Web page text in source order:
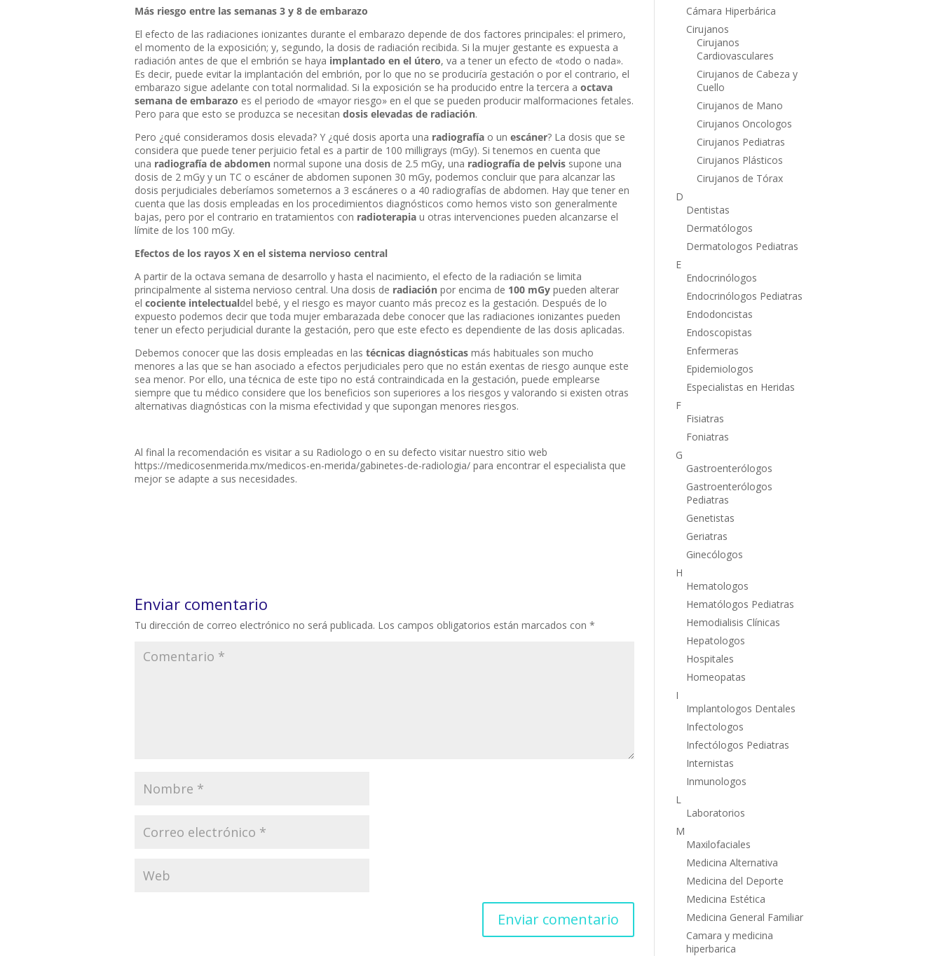
Más riesgo entre las semanas 3 y 8 de embarazo
El efecto de las radiaciones ionizantes durante el embarazo depende de dos factores principales: el primero,
el momento de la exposición; y, segundo, la dosis de radiación recibida. Si la mujer gestante es expuesta a
radiación antes de que el embrión se haya implantado en el útero, va a tener un efecto de «todo o nada».
Es decir, puede evitar la implantación del embrión, por lo que no se produciría gestación o por el contrario, el
embarazo sigue adelante con total normalidad. Si la exposición se ha producido entre la tercera a octava
semana de embarazo es el periodo de «mayor riesgo» en el que se pueden producir malformaciones fetales.
Pero para que esto se produzca se necesitan dosis elevadas de radiación.
Pero ¿qué consideramos dosis elevada? Y ¿qué dosis aporta una radiografía o un escáner? La dosis que se
considera que puede tener perjuicio fetal es a partir de 100 milligrays (mGy). Si tenemos en cuenta que
una radiografía de abdomen normal supone una dosis de 2.5 mGy, una radiografía de pelvis supone una
dosis de 2 mGy y un TC o escáner de abdomen suponen 30 mGy, podemos concluir que para alcanzar las
dosis perjudiciales deberíamos someternos a 3 escáneres o a 40 radiografías de abdomen. Hay que tener en
cuenta que las dosis empleadas en los procedimientos diagnósticos como hemos visto son generalmente
bajas, pero por el contrario en tratamientos con radioterapia u otras intervenciones pueden alcanzarse el
límite de los 100 mGy.
Efectos de los rayos X en el sistema nervioso central
A partir de la octava semana de desarrollo y hasta el nacimiento, el efecto de la radiación se limita
principalmente al sistema nervioso central. Una dosis de radiación por encima de 100 mGy pueden alterar
el cociente intelectualdel bebé, y el riesgo es mayor cuanto más precoz es la gestación. Después de lo
expuesto podemos decir que toda mujer embarazada debe conocer que las radiaciones ionizantes pueden
tener un efecto perjudicial durante la gestación, pero que este efecto es dependiente de las dosis aplicadas.
Debemos conocer que las dosis empleadas en las técnicas diagnósticas más habituales son mucho
menores a las que se han asociado a efectos perjudiciales pero que no están exentas de riesgo aunque este
sea menor. Por ello, una técnica de este tipo no está contraindicada en la gestación, puede emplearse
siempre que tu médico considere que los beneficios son superiores a los riesgos y valorando si existen otras
alternativas diagnósticas con la misma efectividad y que supongan menores riesgos.
Al final la recomendación es visitar a su Radiologo o en su defecto visitar nuestro sitio web
https://medicosenmerida.mx/medicos-en-merida/gabinetes-de-radiologia/ para encontrar el especialista que
mejor se adapte a sus necesidades.
Enviar comentario
Tu dirección de correo electrónico no será publicada. Los campos obligatorios están marcados con *
Cámara Hiperbárica
Cirujanos
Cirujanos
Cardiovasculares
Cirujanos de Cabeza y
Cuello
Cirujanos de Mano
Cirujanos Oncologos
Cirujanos Pediatras
Cirujanos Plásticos
Cirujanos de Tórax
D
Dentistas
Dermatólogos
Dermatologos Pediatras
E
Endocrinólogos
Endocrinólogos Pediatras
Endodoncistas
Endoscopistas
Enfermeras
Epidemiologos
Especialistas en Heridas
F
Fisiatras
Foniatras
G
Gastroenterólogos
Gastroenterólogos
Pediatras
Genetistas
Geriatras
Ginecólogos
H
Hematologos
Hematólogos Pediatras
Hemodialisis Clínicas
Hepatologos
Hospitales
Homeopatas
I
Implantologos Dentales
Infectologos
Infectólogos Pediatras
Internistas
Inmunologos
L
Laboratorios
M
Maxilofaciales
Medicina Alternativa
Medicina del Deporte
Medicina Estética
Medicina General Familiar
Camara y medicina
hiperbarica